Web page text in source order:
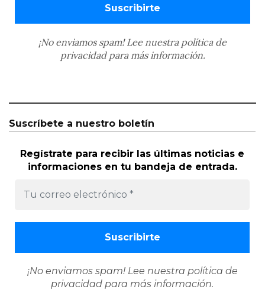
¡No enviamos spam! Lee nuestra política de
privacidadpara más información.
Suscríbete a nuestro boletín
Regístrate para recibir las últimas noticias e
informaciones en tu bandeja de entrada.
¡No enviamos spam! Lee nuestra política de
privacidad para más información.